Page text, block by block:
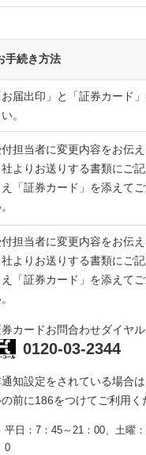
手続き方法
お届出印」と「証券カード
。
担当者に変更内容をお伝え
社よりお送りする書類にご
え「証券カード」を添えて
担当者に変更内容をお伝え
社よりお送りする書類にご
え「証券カード」を添えて
カードお問合わせダイヤル
0120-03-2344
知設定をされている場合
前に186をつけてご利用く
平日：7：45～21：00、土曜
0